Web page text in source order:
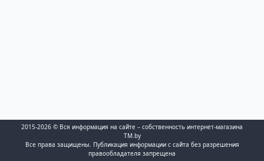
2015-2026 © Вся информация на сайте – собственность интернет-магазина
TM.by
Все права защищены. Публикация информации с сайта без разрешения
правообладателя запрещена